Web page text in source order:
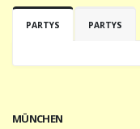
PARTYS PARTYS
MÜNCHEN